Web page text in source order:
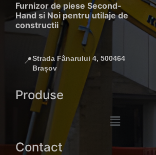
Furnizor de piese Second-
Hand si Noi pentru utilaje de
constructii
📍Strada Fânarului 4, 500464
Brașov
Produse
Contact